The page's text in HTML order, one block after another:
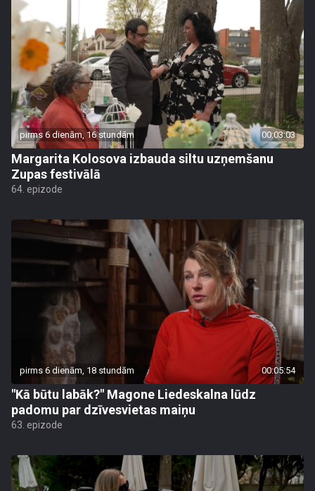
pirms 6 dienām, 16 stundām 00:03:03
Margarita Kolosova izbauda siltu uzņemšanu
Zupas festivālā
64. epizode
pirms 6 dienām, 18 stundām 00:05:54
"Kā būtu labāk?" Magone Liedeskalna lūdz
padomu par dzīvesvietas maiņu
63. epizode